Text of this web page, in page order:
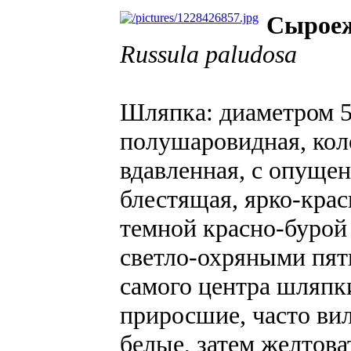
Russula paludosa
Шляпка: диаметром
полушаровидная,
вдавленная, с
блестящая, ярко-
темной красно-
светло-охряными
самого центра
приросшие, часто
белые, затем